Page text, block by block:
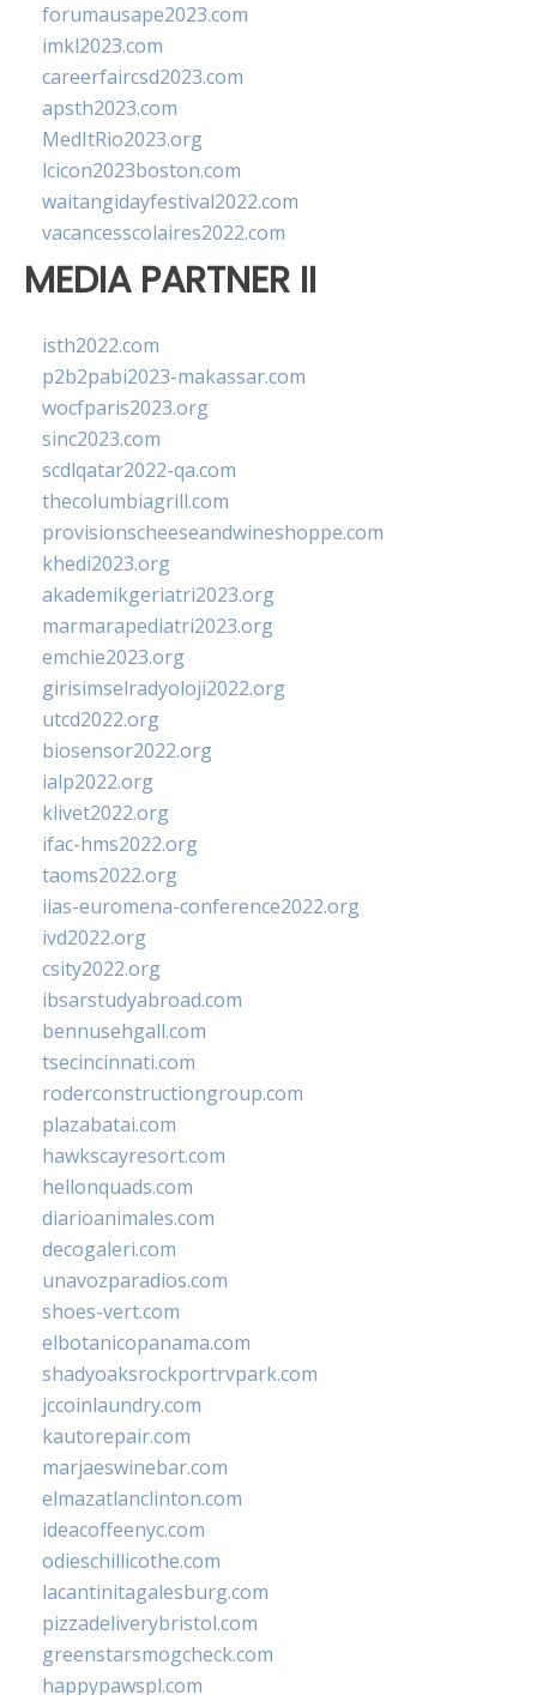
forumausape2023.com
imkl2023.com
careerfaircsd2023.com
apsth2023.com
MedItRio2023.org
lcicon2023boston.com
waitangidayfestival2022.com
vacancesscolaires2022.com
MEDIA PARTNER II
isth2022.com
p2b2pabi2023-makassar.com
wocfparis2023.org
sinc2023.com
scdlqatar2022-qa.com
thecolumbiagrill.com
provisionscheeseandwineshoppe.com
khedi2023.org
akademikgeriatri2023.org
marmarapediatri2023.org
emchie2023.org
girisimselradyoloji2022.org
utcd2022.org
biosensor2022.org
ialp2022.org
klivet2022.org
ifac-hms2022.org
taoms2022.org
iias-euromena-conference2022.org
ivd2022.org
csity2022.org
ibsarstudyabroad.com
bennusehgall.com
tsecincinnati.com
roderconstructiongroup.com
plazabatai.com
hawkscayresort.com
hellonquads.com
diarioanimales.com
decogaleri.com
unavozparadios.com
shoes-vert.com
elbotanicopanama.com
shadyoaksrockportrvpark.com
jccoinlaundry.com
kautorepair.com
marjaeswinebar.com
elmazatlanclinton.com
ideacoffeenyc.com
odieschillicothe.com
lacantinitagalesburg.com
pizzadeliverybristol.com
greenstarsmogcheck.com
happypawspl.com